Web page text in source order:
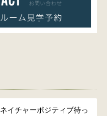
ネイチャーポジティブ待っ